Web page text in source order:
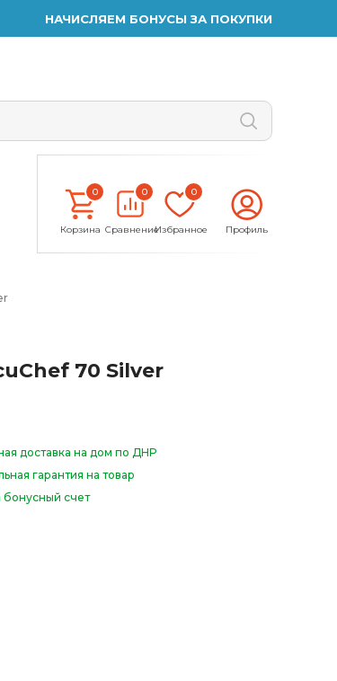
НАЧИСЛЯЕМ БОНУСЫ ЗА ПОКУПКИ
0
Корзина
0
Сравнение
0
Избранное Профиль
70 Silver
доставка на дом по ДНР
гарантия на товар
бонусный счет